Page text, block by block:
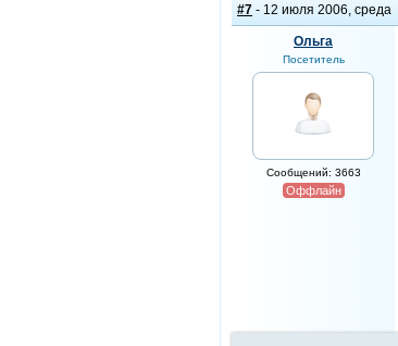
#7 - 12 июля 2006, среда
Ольга
Посетитель
Сообщений: 3663
Оффлайн